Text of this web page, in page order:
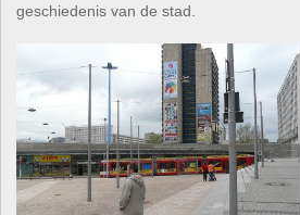
geschiedenis van de stad.